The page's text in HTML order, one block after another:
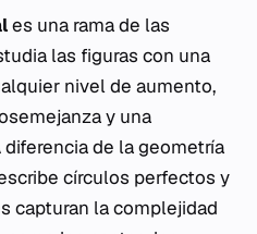
es una rama de las
las figuras con una
nivel de aumento,
y una
de la geometría
círculos perfectos y
capturan la complejidad